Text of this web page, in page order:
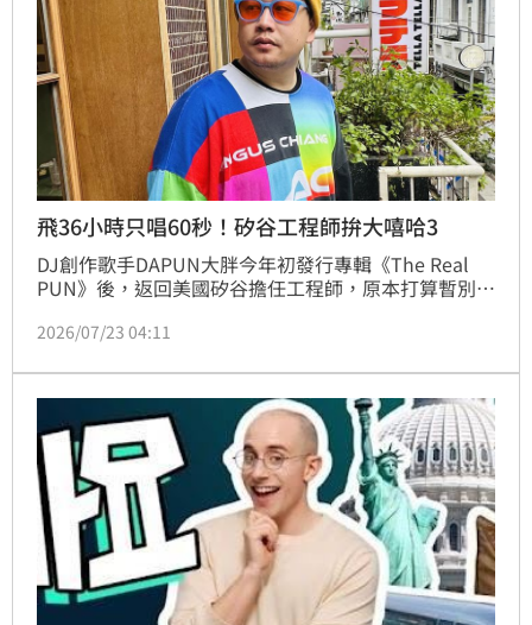
飛36小時只唱60秒！矽谷工程師拚大嘻哈3
DJ創作歌手DAPUN大胖今年初發行專輯《The Real
PUN》後，返回美國矽谷擔任工程師，原本打算暫別歌
讓他展開一趟瘋狂旅程。他利用沒有特休的週末，飛越
說：「真的不會留遺憾！」
2026/07/23 04:11